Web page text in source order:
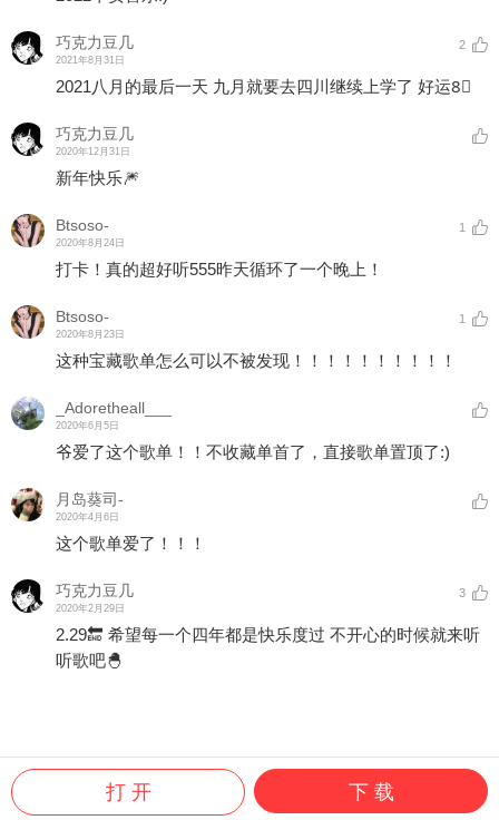
巧克力豆几
2021年8月31日
2
2021八月的最后一天 九月就要去四川继续上学了 好运8⃣️
巧克力豆几
2020年12月31日
新年快乐🎆
Btsoso-
2020年8月24日
1
打卡！真的超好听555昨天循环了一个晚上！
Btsoso-
2020年8月23日
1
这种宝藏歌单怎么可以不被发现！！！！！！！！！！
_Adoretheall___
2020年6月5日
爷爱了这个歌单！！不收藏单首了，直接歌单置顶了:)
月岛葵司-
2020年4月6日
这个歌单爱了！！！
巧克力豆几
2020年2月29日
3
2.29🔚 希望每一个四年都是快乐度过 不开心的时候就来听
听歌吧🐣
打 开 下 载